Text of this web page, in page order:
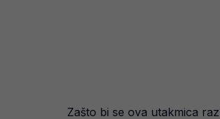
Zašto bi se ova utakmica